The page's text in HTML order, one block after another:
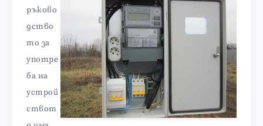
ръково
дство
то за
употре
ба на
устрой
ствот